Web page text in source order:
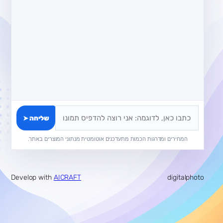
שליחה➤
המחירים ומדרגות הכמות מתעדכנים אוטומטית מנתוני המוצרים באתר.
digitalphoto
Develop withAICRAFT